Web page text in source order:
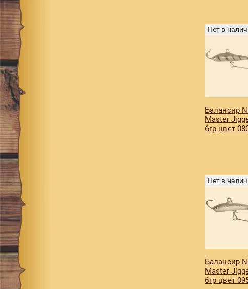
Нет в
Балансир
Master
6гр цвет
Нет в
Балансир
Master
6гр цвет